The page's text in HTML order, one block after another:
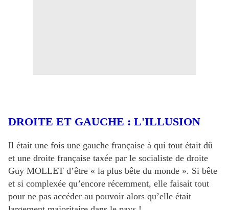
DROITE ET GAUCHE : L'ILLUSION
Il était une fois une gauche française à qui tout était dû
et une droite française taxée par le socialiste de droite
Guy MOLLET d’être « la plus bête du monde ». Si bête
et si complexée qu’encore récemment, elle faisait tout
pour ne pas accéder au pouvoir alors qu’elle était